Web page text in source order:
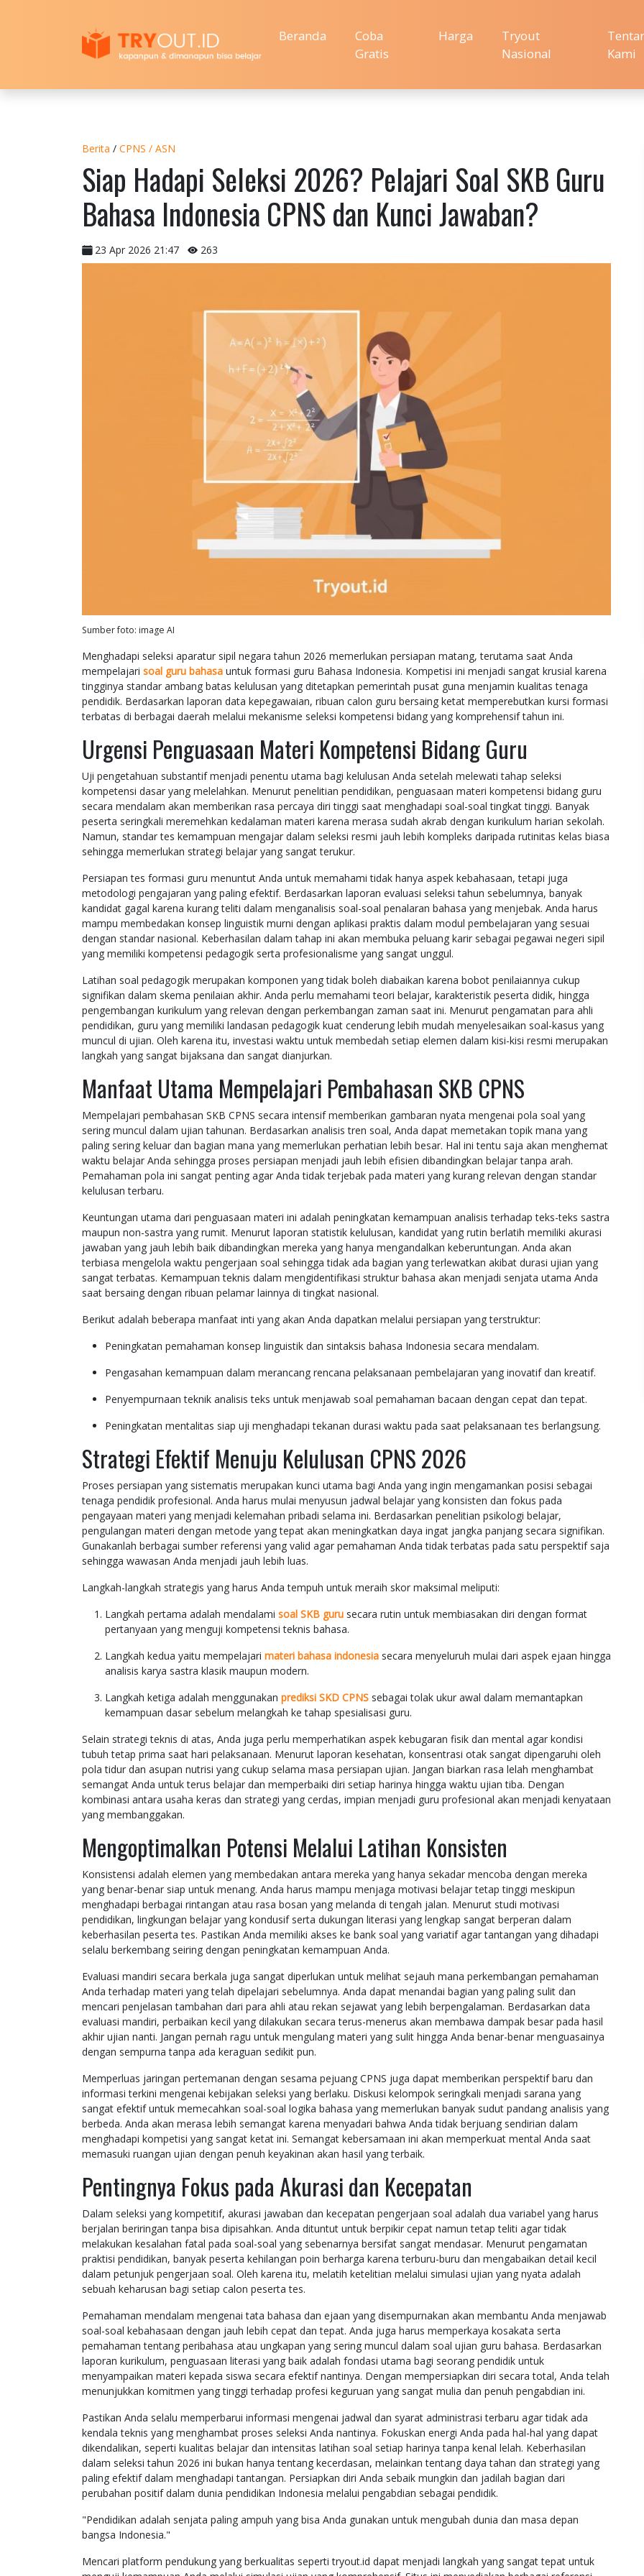
Beranda
Coba
Gratis
Harga
Tryout
Nasional
Kami
Berita / CPNS / ASN
Siap Hadapi Seleksi 2026? Pelajari Soal SKB Guru
Bahasa Indonesia CPNS dan Kunci Jawaban?
23 Apr 2026 21:47 263
Sumber foto: image AI
Menghadapi seleksi aparatur sipil negara tahun 2026 memerlukan persiapan matang, terutama saat Anda
mempelajari soal guru bahasa untuk formasi guru Bahasa Indonesia. Kompetisi ini menjadi sangat krusial karena
tingginya standar ambang batas kelulusan yang ditetapkan pemerintah pusat guna menjamin kualitas tenaga
pendidik. Berdasarkan laporan data kepegawaian, ribuan calon guru bersaing ketat memperebutkan kursi formasi
terbatas di berbagai daerah melalui mekanisme seleksi kompetensi bidang yang komprehensif tahun ini.
Urgensi Penguasaan Materi Kompetensi Bidang Guru
Uji pengetahuan substantif menjadi penentu utama bagi kelulusan Anda setelah melewati tahap seleksi
kompetensi dasar yang melelahkan. Menurut penelitian pendidikan, penguasaan materi kompetensi bidang guru
secara mendalam akan memberikan rasa percaya diri tinggi saat menghadapi soal-soal tingkat tinggi. Banyak
peserta seringkali meremehkan kedalaman materi karena merasa sudah akrab dengan kurikulum harian sekolah.
Namun, standar tes kemampuan mengajar dalam seleksi resmi jauh lebih kompleks daripada rutinitas kelas biasa
sehingga memerlukan strategi belajar yang sangat terukur.
Persiapan tes formasi guru menuntut Anda untuk memahami tidak hanya aspek kebahasaan, tetapi juga
metodologi pengajaran yang paling efektif. Berdasarkan laporan evaluasi seleksi tahun sebelumnya, banyak
kandidat gagal karena kurang teliti dalam menganalisis soal-soal penalaran bahasa yang menjebak. Anda harus
mampu membedakan konsep linguistik murni dengan aplikasi praktis dalam modul pembelajaran yang sesuai
dengan standar nasional. Keberhasilan dalam tahap ini akan membuka peluang karir sebagai pegawai negeri sipil
yang memiliki kompetensi pedagogik serta profesionalisme yang sangat unggul.
Latihan soal pedagogik merupakan komponen yang tidak boleh diabaikan karena bobot penilaiannya cukup
signifikan dalam skema penilaian akhir. Anda perlu memahami teori belajar, karakteristik peserta didik, hingga
pengembangan kurikulum yang relevan dengan perkembangan zaman saat ini. Menurut pengamatan para ahli
pendidikan, guru yang memiliki landasan pedagogik kuat cenderung lebih mudah menyelesaikan soal-kasus yang
muncul di ujian. Oleh karena itu, investasi waktu untuk membedah setiap elemen dalam kisi-kisi resmi merupakan
langkah yang sangat bijaksana dan sangat dianjurkan.
Manfaat Utama Mempelajari Pembahasan SKB CPNS
Mempelajari pembahasan SKB CPNS secara intensif memberikan gambaran nyata mengenai pola soal yang
sering muncul dalam ujian tahunan. Berdasarkan analisis tren soal, Anda dapat memetakan topik mana yang
paling sering keluar dan bagian mana yang memerlukan perhatian lebih besar. Hal ini tentu saja akan menghemat
waktu belajar Anda sehingga proses persiapan menjadi jauh lebih efisien dibandingkan belajar tanpa arah.
Pemahaman pola ini sangat penting agar Anda tidak terjebak pada materi yang kurang relevan dengan standar
kelulusan terbaru.
Keuntungan utama dari penguasaan materi ini adalah peningkatan kemampuan analisis terhadap teks-teks sastra
maupun non-sastra yang rumit. Menurut laporan statistik kelulusan, kandidat yang rutin berlatih memiliki akurasi
jawaban yang jauh lebih baik dibandingkan mereka yang hanya mengandalkan keberuntungan. Anda akan
terbiasa mengelola waktu pengerjaan soal sehingga tidak ada bagian yang terlewatkan akibat durasi ujian yang
sangat terbatas. Kemampuan teknis dalam mengidentifikasi struktur bahasa akan menjadi senjata utama Anda
saat bersaing dengan ribuan pelamar lainnya di tingkat nasional.
Berikut adalah beberapa manfaat inti yang akan Anda dapatkan melalui persiapan yang terstruktur:
Peningkatan pemahaman konsep linguistik dan sintaksis bahasa Indonesia secara mendalam.
Pengasahan kemampuan dalam merancang rencana pelaksanaan pembelajaran yang inovatif dan kreatif.
Penyempurnaan teknik analisis teks untuk menjawab soal pemahaman bacaan dengan cepat dan tepat.
Peningkatan mentalitas siap uji menghadapi tekanan durasi waktu pada saat pelaksanaan tes berlangsung.
Strategi Efektif Menuju Kelulusan CPNS 2026
Proses persiapan yang sistematis merupakan kunci utama bagi Anda yang ingin mengamankan posisi sebagai
tenaga pendidik profesional. Anda harus mulai menyusun jadwal belajar yang konsisten dan fokus pada
pengayaan materi yang menjadi kelemahan pribadi selama ini. Berdasarkan penelitian psikologi belajar,
pengulangan materi dengan metode yang tepat akan meningkatkan daya ingat jangka panjang secara signifikan.
Gunakanlah berbagai sumber referensi yang valid agar pemahaman Anda tidak terbatas pada satu perspektif saja
sehingga wawasan Anda menjadi jauh lebih luas.
Langkah-langkah strategis yang harus Anda tempuh untuk meraih skor maksimal meliputi:
Langkah pertama adalah mendalami soal SKB guru secara rutin untuk membiasakan diri dengan format
pertanyaan yang menguji kompetensi teknis bahasa.
Langkah kedua yaitu mempelajari materi bahasa indonesia secara menyeluruh mulai dari aspek ejaan hingga
analisis karya sastra klasik maupun modern.
Langkah ketiga adalah menggunakan prediksi SKD CPNS sebagai tolak ukur awal dalam memantapkan
kemampuan dasar sebelum melangkah ke tahap spesialisasi guru.
Selain strategi teknis di atas, Anda juga perlu memperhatikan aspek kebugaran fisik dan mental agar kondisi
tubuh tetap prima saat hari pelaksanaan. Menurut laporan kesehatan, konsentrasi otak sangat dipengaruhi oleh
pola tidur dan asupan nutrisi yang cukup selama masa persiapan ujian. Jangan biarkan rasa lelah menghambat
semangat Anda untuk terus belajar dan memperbaiki diri setiap harinya hingga waktu ujian tiba. Dengan
kombinasi antara usaha keras dan strategi yang cerdas, impian menjadi guru profesional akan menjadi kenyataan
yang membanggakan.
Mengoptimalkan Potensi Melalui Latihan Konsisten
Konsistensi adalah elemen yang membedakan antara mereka yang hanya sekadar mencoba dengan mereka
yang benar-benar siap untuk menang. Anda harus mampu menjaga motivasi belajar tetap tinggi meskipun
menghadapi berbagai rintangan atau rasa bosan yang melanda di tengah jalan. Menurut studi motivasi
pendidikan, lingkungan belajar yang kondusif serta dukungan literasi yang lengkap sangat berperan dalam
keberhasilan peserta tes. Pastikan Anda memiliki akses ke bank soal yang variatif agar tantangan yang dihadapi
selalu berkembang seiring dengan peningkatan kemampuan Anda.
Evaluasi mandiri secara berkala juga sangat diperlukan untuk melihat sejauh mana perkembangan pemahaman
Anda terhadap materi yang telah dipelajari sebelumnya. Anda dapat menandai bagian yang paling sulit dan
mencari penjelasan tambahan dari para ahli atau rekan sejawat yang lebih berpengalaman. Berdasarkan data
evaluasi mandiri, perbaikan kecil yang dilakukan secara terus-menerus akan membawa dampak besar pada hasil
akhir ujian nanti. Jangan pernah ragu untuk mengulang materi yang sulit hingga Anda benar-benar menguasainya
dengan sempurna tanpa ada keraguan sedikit pun.
Memperluas jaringan pertemanan dengan sesama pejuang CPNS juga dapat memberikan perspektif baru dan
informasi terkini mengenai kebijakan seleksi yang berlaku. Diskusi kelompok seringkali menjadi sarana yang
sangat efektif untuk memecahkan soal-soal logika bahasa yang memerlukan banyak sudut pandang analisis yang
berbeda. Anda akan merasa lebih semangat karena menyadari bahwa Anda tidak berjuang sendirian dalam
menghadapi kompetisi yang sangat ketat ini. Semangat kebersamaan ini akan memperkuat mental Anda saat
memasuki ruangan ujian dengan penuh keyakinan akan hasil yang terbaik.
Pentingnya Fokus pada Akurasi dan Kecepatan
Dalam seleksi yang kompetitif, akurasi jawaban dan kecepatan pengerjaan soal adalah dua variabel yang harus
berjalan beriringan tanpa bisa dipisahkan. Anda dituntut untuk berpikir cepat namun tetap teliti agar tidak
melakukan kesalahan fatal pada soal-soal yang sebenarnya bersifat sangat mendasar. Menurut pengamatan
praktisi pendidikan, banyak peserta kehilangan poin berharga karena terburu-buru dan mengabaikan detail kecil
dalam petunjuk pengerjaan soal. Oleh karena itu, melatih ketelitian melalui simulasi ujian yang nyata adalah
sebuah keharusan bagi setiap calon peserta tes.
Pemahaman mendalam mengenai tata bahasa dan ejaan yang disempurnakan akan membantu Anda menjawab
soal-soal kebahasaan dengan jauh lebih cepat dan tepat. Anda juga harus memperkaya kosakata serta
pemahaman tentang peribahasa atau ungkapan yang sering muncul dalam soal ujian guru bahasa. Berdasarkan
laporan kurikulum, penguasaan literasi yang baik adalah fondasi utama bagi seorang pendidik untuk
menyampaikan materi kepada siswa secara efektif nantinya. Dengan mempersiapkan diri secara total, Anda telah
menunjukkan komitmen yang tinggi terhadap profesi keguruan yang sangat mulia dan penuh pengabdian ini.
Pastikan Anda selalu memperbarui informasi mengenai jadwal dan syarat administrasi terbaru agar tidak ada
kendala teknis yang menghambat proses seleksi Anda nantinya. Fokuskan energi Anda pada hal-hal yang dapat
dikendalikan, seperti kualitas belajar dan intensitas latihan soal setiap harinya tanpa kenal lelah. Keberhasilan
dalam seleksi tahun 2026 ini bukan hanya tentang kecerdasan, melainkan tentang daya tahan dan strategi yang
paling efektif dalam menghadapi tantangan. Persiapkan diri Anda sebaik mungkin dan jadilah bagian dari
perubahan positif dalam dunia pendidikan Indonesia melalui pengabdian sebagai pendidik.
"Pendidikan adalah senjata paling ampuh yang bisa Anda gunakan untuk mengubah dunia dan masa depan
bangsa Indonesia."
Mencari platform pendukung yang berkualitas seperti tryout.id dapat menjadi langkah yang sangat tepat untuk